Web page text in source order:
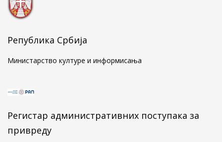
Голубачки натпис у мермеру о Стефану
Република Србија
Министарство културе и информисања
Регистар административних поступака за
привреду